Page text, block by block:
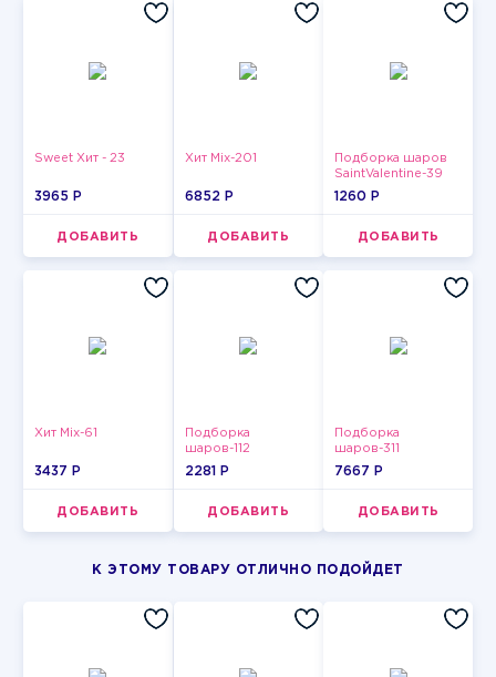
Sweet Хит - 23
3965 P
ДОБАВИТЬ
Хит Mix-201
6852 P
ДОБАВИТЬ
Подборка шаров
SaintValentine-39
1260 P
ДОБАВИТЬ
Хит Mix-61
3437 P
ДОБАВИТЬ
Подборка
шаров-112
2281 P
ДОБАВИТЬ
Подборка
шаров-311
7667 P
ДОБАВИТЬ
К ЭТОМУ ТОВАРУ ОТЛИЧНО ПОДОЙДЕТ